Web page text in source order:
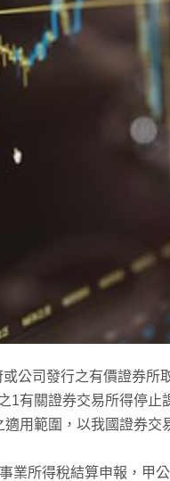
公司發行之有價證券所
1有關證券交易所得停止
用範圍，以我國證券
業所得稅結算申報，甲